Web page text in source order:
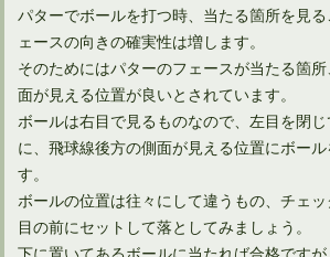
アイアンがスライスしないための打ち方は
パターでボールを打つ時、当たる箇所を見
ェースの向きの確実性は増します。
そのためにはパターのフェースが当たる箇
面が見える位置が良いとされています。
ボールは右目で見るものなので、左目を閉
に、飛球線後方の側面が見える位置にボー
す。
ボールの位置は往々にして違うもの、チェ
目の前にセットして落としてみましょう。
下に置いてあるボールに当たれば合格です